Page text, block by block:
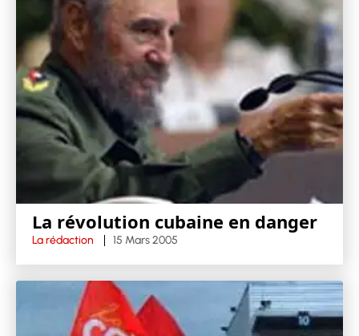
La révolution cubaine en danger
La rédaction 15 Mars 2005